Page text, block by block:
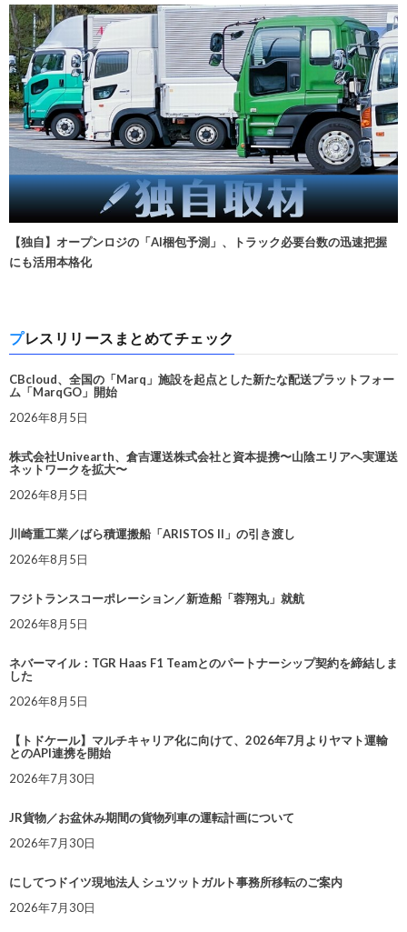
【独自】オープンロジの「AI梱包予測」、トラック必要台数の迅速把握
にも活用本格化
プレスリリースまとめてチェック
CBcloud、全国の「Marq」施設を起点とした新たな配送プラットフォー
ム「MarqGO」開始
2026年8月5日
株式会社Univearth、倉吉運送株式会社と資本提携〜山陰エリアへ実運送
ネットワークを拡大〜
2026年8月5日
川崎重工業／ばら積運搬船「ARISTOS II」の引き渡し
2026年8月5日
フジトランスコーポレーション／新造船「蓉翔丸」就航
2026年8月5日
ネバーマイル：TGR Haas F1 Teamとのパートナーシップ契約を締結しま
した
2026年8月5日
【トドケール】マルチキャリア化に向けて、2026年7月よりヤマト運輸
とのAPI連携を開始
2026年7月30日
JR貨物／お盆休み期間の貨物列車の運転計画について
2026年7月30日
にしてつドイツ現地法人 シュツットガルト事務所移転のご案内
2026年7月30日